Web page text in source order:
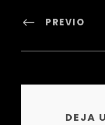
PREVIO
DEJA